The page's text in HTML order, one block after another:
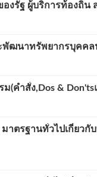
งรัฐ ผู้บริการท้องถิ่
ฒนาทรัพยากรบุคคล
(คำสั่ง,Dos &
าตรฐานทั่วไปเกี่ยว